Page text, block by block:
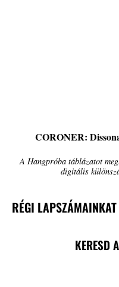
CORONER:
A Hangpróba táblázatot
digitális
RÉGI LAPSZÁMAINKAT
KERESD